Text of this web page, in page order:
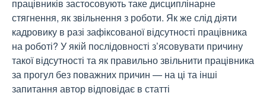
працівників застосовують таке дисциплінарне
стягнення, як звільнення з роботи. Як же слід діяти
кадровику в разі зафіксованої відсутності працівника
на роботі? У якій послідовності з’ясовувати причину
такої відсутності та як правильно звільнити працівника
за прогул без поважних причин — на ці та інші
запитання автор відповідає в статті